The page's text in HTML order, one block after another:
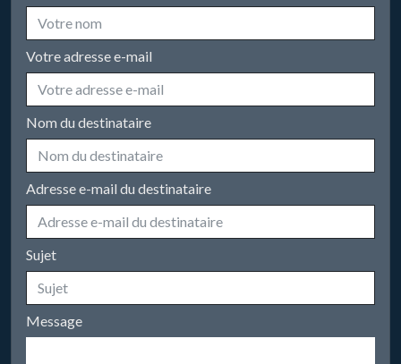
Votre adresse e-mail
Nom du destinataire
Adresse e-mail du destinataire
Sujet
Message